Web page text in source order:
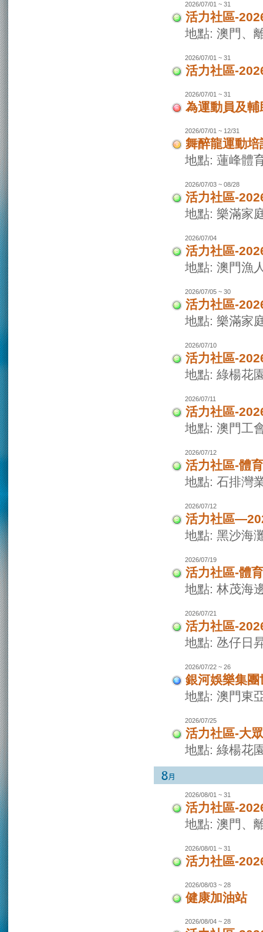
2026/07/01 ~ 31
活力社區-
地點: 澳門、
2026/07/01 ~ 31
活力社區-
2026/07/01 ~ 31
為運動員及
2026/07/01 ~ 12/31
舞醉龍運動培
地點: 蓮峰體
2026/07/03 ~ 08/28
活力社區-
地點: 樂滿家
2026/07/04
活力社區-
地點: 澳門漁
2026/07/05 ~ 30
活力社區-
地點: 樂滿家
2026/07/10
活力社區-
地點: 綠楊花
2026/07/11
活力社區-
地點: 澳門工
2026/07/12
活力社區-體
地點: 石排灣
2026/07/12
活力社區
地點: 黑沙海
2026/07/19
活力社區-體
地點: 林茂海
2026/07/21
活力社區-
地點: 氹仔日
2026/07/22 ~ 26
銀河娛樂集
地點: 澳門東
2026/07/25
活力社區-大
地點: 綠楊花
2026/08/01 ~ 31
活力社區-
地點: 澳門、
2026/08/01 ~ 31
活力社區-
2026/08/03 ~ 28
健康加油站
2026/08/04 ~ 28